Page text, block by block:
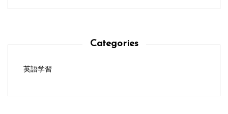
Categories
英語学習